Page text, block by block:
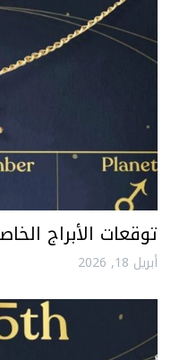
توقعات الأبراج الخاصة
أبريل 18, 2026